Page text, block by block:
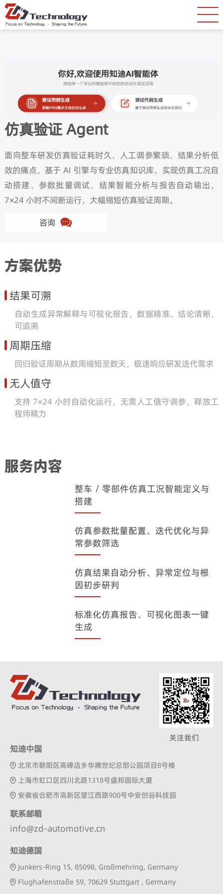
仿真验证 Agent
面向整车研发仿真验证耗时久、人工调参繁琐、结果分析低
效的痛点，基于 AI 引擎与专业仿真知识库，实现仿真工况自
动搭建、参数批量调试、结果智能分析与报告自动输出，
7×24 小时不间断运行，大幅缩短仿真验证周期。
咨询
方案优势
结果可溯
自动生成异常解释与可视化报告，数据精准、结论清晰、
可追溯
周期压缩
回归验证周期从数周缩短至数天，极速响应研发迭代需求
无人值守
支持 7×24 小时自动化运行，无需人工值守调参，释放工
程师精力
服务内容
整车 / 零部件仿真工况智能定义与
搭建
仿真参数批量配置、迭代优化与异
常参数筛选
仿真结果自动分析、异常定位与根
因初步研判
标准化仿真报告、可视化图表一键
生成
关注我们
知迪中国
北京市朝阳区高碑店乡华腾世纪总部公园项目8号楼
上海市虹口区四川北路1318号盛邦国际大厦
安徽省合肥市高新区望江西路900号中安创谷科技园
联系邮箱
info@zd-automotive.cn
知迪德国
Junkers-Ring 15, 85098, Großmehring, Germany
Flughafenstraße 59, 70629 Stuttgart , Germany